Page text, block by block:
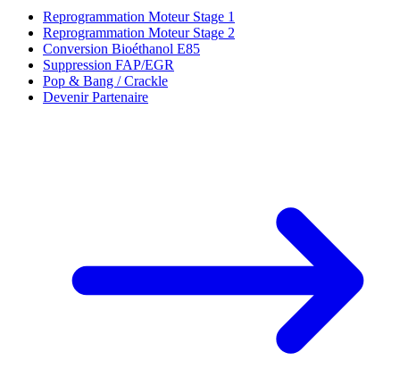
Reprogrammation Moteur Stage 1
Reprogrammation Moteur Stage 2
Conversion Bioéthanol E85
Suppression FAP/EGR
Pop & Bang / Crackle
Devenir Partenaire